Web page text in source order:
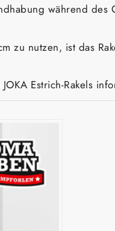
während des
zu nutzen, ist das
Estrich-Rakels